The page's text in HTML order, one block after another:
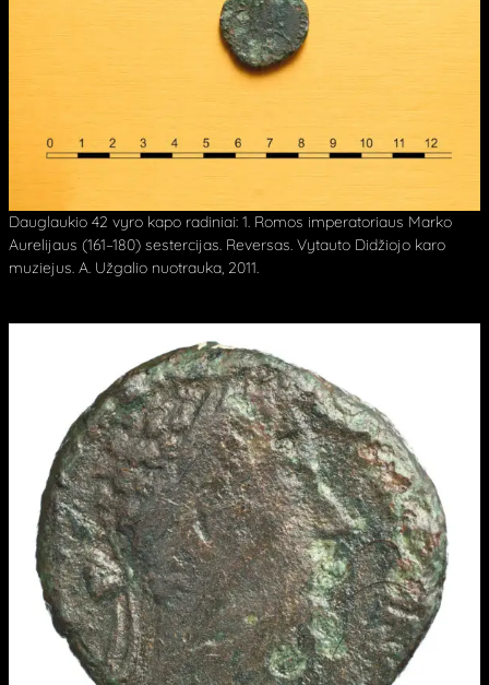
Dauglaukio 42 vyro kapo radiniai: 1. Romos imperatoriaus Marko
Aurelijaus (161–180) sestercijas. Reversas. Vytauto Didžiojo karo
muziejus. A. Užgalio nuotrauka, 2011.